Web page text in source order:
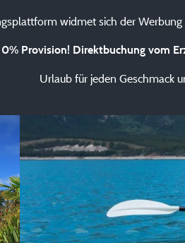
widmet sich der
0% Provision! Direktbuchung vom
Urlaub für jeden Geschmack